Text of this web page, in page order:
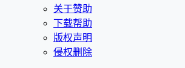
关于赞助
下载帮助
版权声明
侵权删除